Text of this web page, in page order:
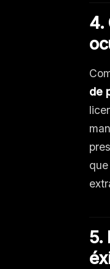
4.
de
5.